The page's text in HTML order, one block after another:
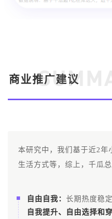
商业推广建议
本研究中，我们基于近2年
生活方式等，综上，千瓜
自由自我： 长期热度稳
自我提升、自由选择和